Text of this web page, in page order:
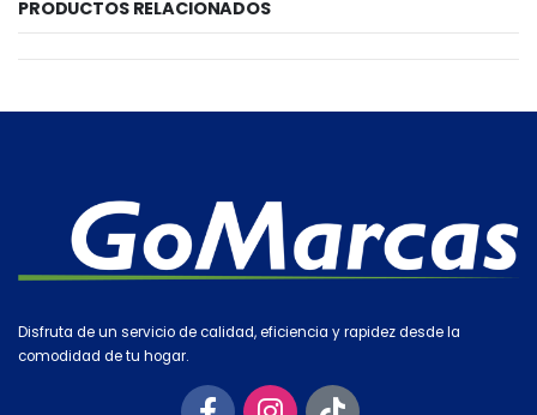
PRODUCTOS RELACIONADOS
Disfruta de un servicio de calidad, eficiencia y rapidez desde la
comodidad de tu hogar.